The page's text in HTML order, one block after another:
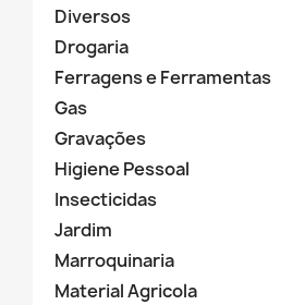
Diversos
Drogaria
Ferragens e Ferramentas
Gas
Gravações
Higiene Pessoal
Insecticidas
Jardim
Marroquinaria
Material Agricola